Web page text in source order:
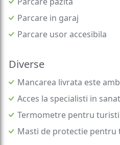
Parcare in garaj
Parcare usor accesibila
Diverse
Mancarea livrata este
Acces la specialisti in
Termometre pentru
Masti de protectie pentru